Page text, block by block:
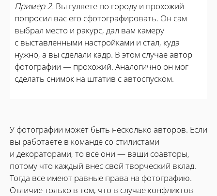
Пример 2. Вы гуляете по городу и прохожий
попросил вас его сфотографировать. Он сам
выбрал место и ракурс, дал вам камеру
с выставленными настройками и стал, куда
нужно, а вы сделали кадр. В этом случае автор
фотографии — прохожий. Аналогично он мог
сделать снимок на штатив с автоспуском.
У фотографии может быть несколько авторов. Если
вы работаете в команде со стилистами
и декораторами, то все они — ваши соавторы,
потому что каждый внес свой творческий вклад.
Тогда все имеют равные права на фотографию.
Отличие только в том, что в случае конфликтов